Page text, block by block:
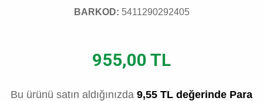
BARKOD: 5411290292405
955,00 TL
Bu ürünü satın aldığınızda 9,55 TL değerinde Para